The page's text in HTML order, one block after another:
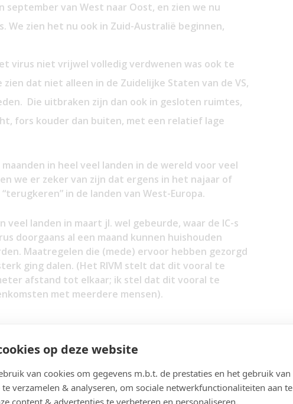
op deze website
van cookies om gegevens m.b.t. de prestaties en het gebruik van
te verzamelen & analyseren, om sociale netwerkfunctionaliteiten aan te
content & advertenties te verbeteren en personaliseren.
september van West naar Oost, en zien we nu
We zien het nu ook in Zuid-Australië beginnen,
virus niet vrijwel volledig verdwenen was ook te
dat niet alleen in de Zuidelijke Staten van de VS,
Die uitbraken zijn dan ook in gesloten ruimtes,
fors kouder dan buiten, met een relatief lage
in heel veel landen in de wereld voor veel
we er zeker van zijn dat ergens in het najaar of
in de landen van West-Europa.
landen in maart jl. wel gebeurde, waar de IC-s
doorgaans al een maand kunnen huishouden
Maatregelen die (mede) ervoor hebben gezorgd
ging dalen. (Het RIVM stelt dat dit vooral te
afstand tot elkaar; ik stel dat dit vooral te
met meerdere mensen).
geen maand meer duren voordat er maatregelen
gevaar meer dat onze IC-capacitieit niet
komen, dan zal dat wel grote gevolgen kunnen
sociale als met betrekking tot de
de overheid bepaalde maatregelen genomen